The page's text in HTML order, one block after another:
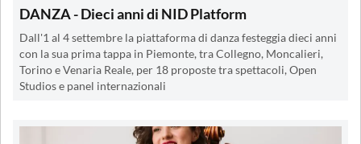
DANZA - Dieci anni di NID Platform
Dall'1 al 4 settembre la piattaforma di danza festeggia dieci anni
con la sua prima tappa in Piemonte, tra Collegno, Moncalieri,
Torino e Venaria Reale, per 18 proposte tra spettacoli, Open
Studios e panel internazionali